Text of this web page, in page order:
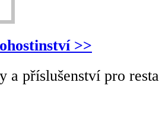
>>
a příslušenství pro